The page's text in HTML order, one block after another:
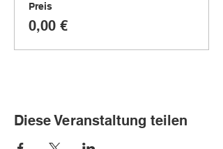
Preis
0,00 €
Diese Veranstaltung teilen